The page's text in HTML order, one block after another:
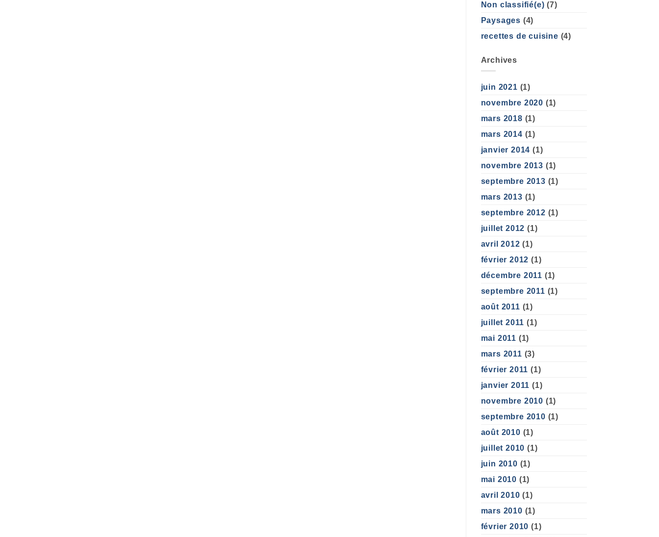
Non classifié(e) (7)
Paysages (4)
recettes de cuisine (4)
Archives
juin 2021 (1)
novembre 2020 (1)
mars 2018 (1)
mars 2014 (1)
janvier 2014 (1)
novembre 2013 (1)
septembre 2013 (1)
mars 2013 (1)
septembre 2012 (1)
juillet 2012 (1)
avril 2012 (1)
février 2012 (1)
décembre 2011 (1)
septembre 2011 (1)
août 2011 (1)
juillet 2011 (1)
mai 2011 (1)
mars 2011 (3)
février 2011 (1)
janvier 2011 (1)
novembre 2010 (1)
septembre 2010 (1)
août 2010 (1)
juillet 2010 (1)
juin 2010 (1)
mai 2010 (1)
avril 2010 (1)
mars 2010 (1)
février 2010 (1)